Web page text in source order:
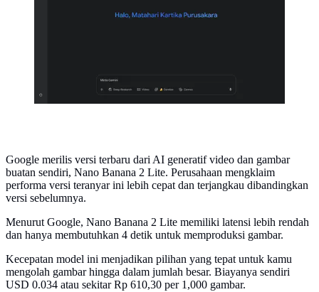
Google merilis versi terbaru dari AI generatif video dan gambar
buatan sendiri, Nano Banana 2 Lite. Perusahaan mengklaim
performa versi teranyar ini lebih cepat dan terjangkau dibandingkan
versi sebelumnya.
Menurut Google, Nano Banana 2 Lite memiliki latensi lebih rendah
dan hanya membutuhkan 4 detik untuk memproduksi gambar.
Kecepatan model ini menjadikan pilihan yang tepat untuk kamu
mengolah gambar hingga dalam jumlah besar. Biayanya sendiri
USD 0.034 atau sekitar Rp 610,30 per 1,000 gambar.